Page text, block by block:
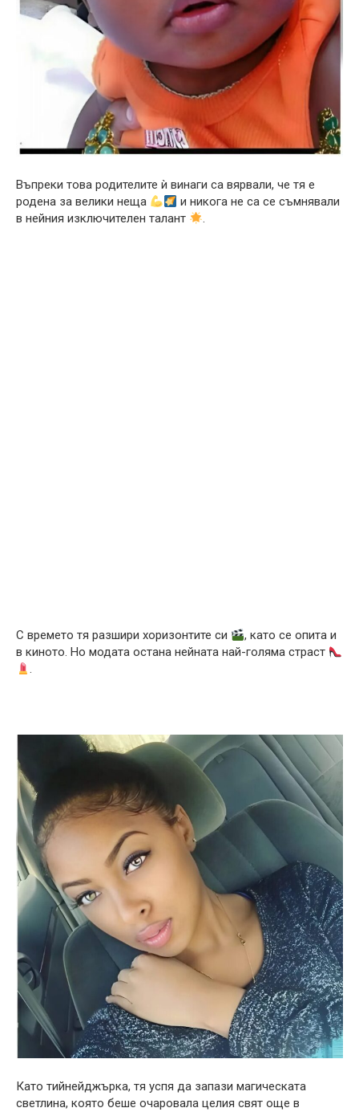
Въпреки това родителите ѝ винаги са вярвали, че тя е
родена за велики неща
и никога не са се съмнявали
в нейния изключителен талант
.
С времето тя разшири хоризонтите си
, като се опита и
в киното. Но модата остана нейната най-голяма страст
.
Като тийнейджърка, тя успя да запази магическата
светлина, която беше очаровала целия свят още в